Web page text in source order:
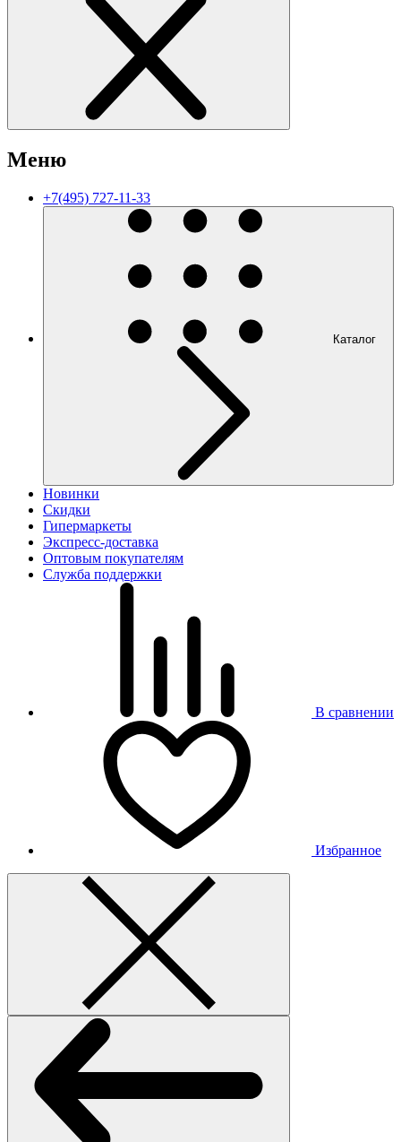
Меню
+7(495) 727-11-33
Каталог
Новинки
Скидки
Гипермаркеты
Экспресс-доставка
Оптовым покупателям
Служба поддержки
В сравнении
Избранное